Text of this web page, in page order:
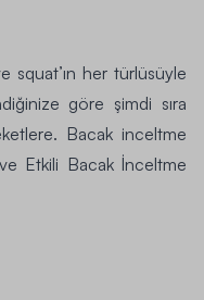
squat’ın her türlüsüyle
göre şimdi sıra
Bacak inceltme
ve Etkili Bacak İnceltme